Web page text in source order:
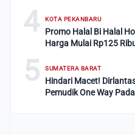
4 KOTA PEKANBARU
Promo Halal Bi Halal
Harga Mulai Rp125
5 SUMATERA BARAT
Hindari Macet!
Pemudik One Way